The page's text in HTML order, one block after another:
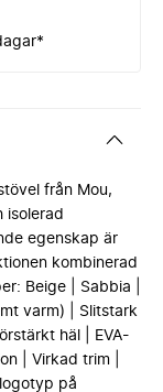
från Mou,
isolerad
egenskap är
kombinerad
Beige | Sabbia |
varm) | Slitstark
häl | EVA-
| Virkad trim |
på